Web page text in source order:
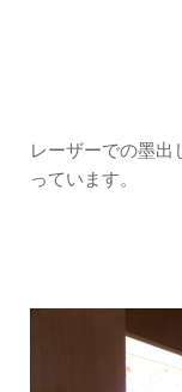
レーザーでの墨出
っています。